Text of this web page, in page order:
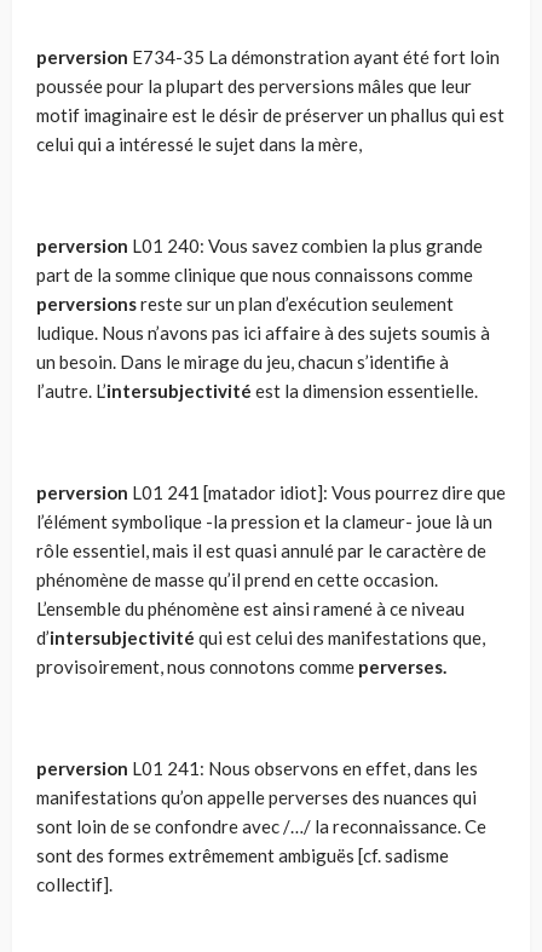
perversion E734-35 La démonstration ayant été fort loin
poussée pour la plupart des perversions mâles que leur
motif imaginaire est le désir de préserver un phallus qui est
celui qui a intéressé le sujet dans la mère,
perversion L01 240: Vous savez combien la plus grande
part de la somme clinique que nous connaissons comme
perversionsreste sur un plan d’exécution seulement
ludique. Nous n’avons pas ici affaire à des sujets soumis à
un besoin. Dans le mirage du jeu, chacun s’identifie à
l’autre. L’intersubjectivité est la dimension essentielle.
perversion L01 241 [matador idiot]: Vous pourrez dire que
l’élément symbolique -la pression et la clameur- joue là un
rôle essentiel, mais il est quasi annulé par le caractère de
phénomène de masse qu’il prend en cette occasion.
L’ensemble du phénomène est ainsi ramené à ce niveau
d’intersubjectivité qui est celui des manifestations que,
provisoirement, nous connotons comme perverses.
perversion L01 241: Nous observons en effet, dans les
mani­festations qu’on appelle perverses des nuances qui
sont loin de se confondre avec /…/ la reconnaissance. Ce
sont des formes extrê­mement ambiguës [cf. sadisme
collectif].